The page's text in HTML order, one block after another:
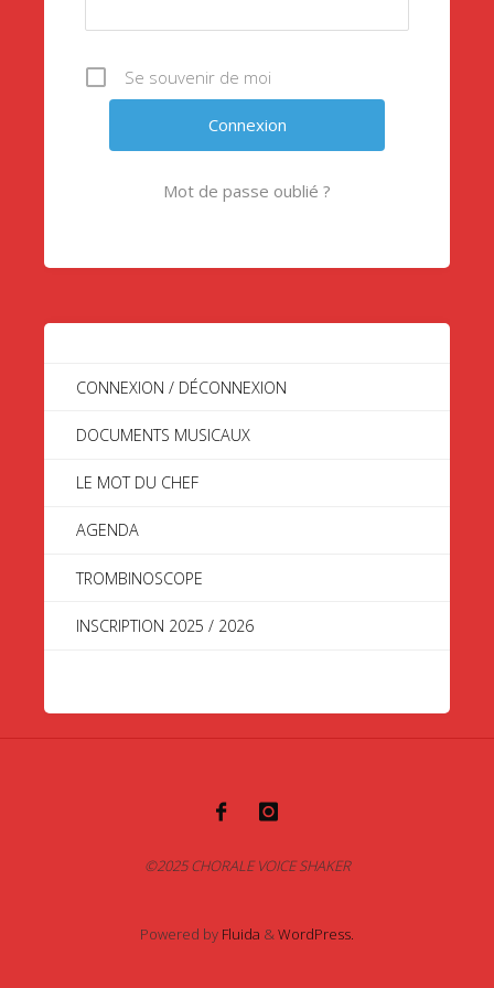
Se souvenir de moi
Mot de passe oublié ?
CONNEXION / DÉCONNEXION
DOCUMENTS MUSICAUX
LE MOT DU CHEF
AGENDA
TROMBINOSCOPE
INSCRIPTION 2025 / 2026
©2025 CHORALE VOICE SHAKER
Powered by Fluida & WordPress.